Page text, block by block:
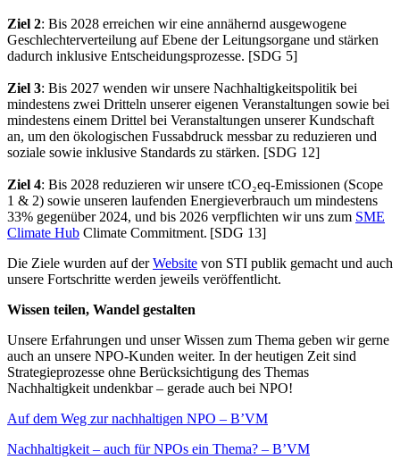
Ziel 2: Bis 2028 erreichen wir eine annähernd ausgewogene
Geschlechterverteilung auf Ebene der Leitungsorgane und stärken
dadurch inklusive Entscheidungsprozesse. [SDG 5]
Ziel 3: Bis 2027 wenden wir unsere Nachhaltigkeitspolitik bei
mindestens zwei Dritteln unserer eigenen Veranstaltungen sowie bei
mindestens einem Drittel bei Veranstaltungen unserer Kundschaft
an, um den ökologischen Fussabdruck messbar zu reduzieren und
soziale sowie inklusive Standards zu stärken. [SDG 12]
Ziel 4: Bis 2028 reduzieren wir unsere tCO₂eq-Emissionen (Scope
1 & 2) sowie unseren laufenden Energieverbrauch um mindestens
33% gegenüber 2024, und bis 2026 verpflichten wir uns zum SME
Climate Hub Climate Commitment. [SDG 13]
Die Ziele wurden auf derWebsite von STI publik gemacht und auch
unsere Fortschritte werden jeweils veröffentlicht.
Wissen teilen, Wandel gestalten
Unsere Erfahrungen und unser Wissen zum Thema geben wir gerne
auch an unsere NPO-Kunden weiter. In der heutigen Zeit sind
Strategieprozesse ohne Berücksichtigung des Themas
Nachhaltigkeit undenkbar – gerade auch bei NPO!
Auf dem Weg zur nachhaltigen NPO – B’VM
Nachhaltigkeit – auch für NPOs ein Thema? – B’VM